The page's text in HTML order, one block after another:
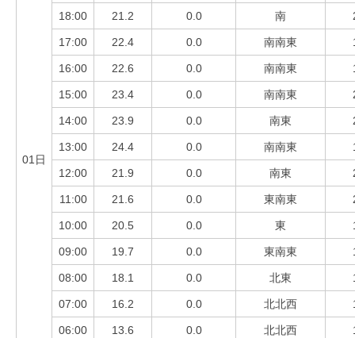
01日
18:00 21.2 0.0 南
17:00 22.4 0.0 南南東
16:00 22.6 0.0 南南東
15:00 23.4 0.0 南南東
14:00 23.9 0.0 南東
13:00 24.4 0.0 南南東
12:00 21.9 0.0 南東
11:00 21.6 0.0 東南東
10:00 20.5 0.0 東
09:00 19.7 0.0 東南東
08:00 18.1 0.0 北東
07:00 16.2 0.0 北北西
06:00 13.6 0.0 北北西